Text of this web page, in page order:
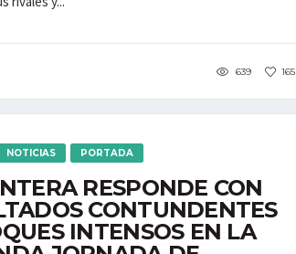
639 165
NOTICIAS PORTADA
RESPONDE CON
CONTUNDENTES
INTENSOS EN LA